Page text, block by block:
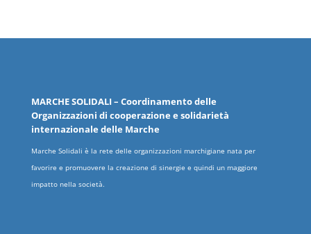
MARCHESOLIDALI– Coordinamento delle
Organizzazioni di cooperazione e solidarietà
internazionale delle Marche
Marche Solidali è la rete delle organizzazioni marchigiane nata per
favorire e promuovere la creazione di sinergie e quindi un maggiore
impatto nella società.